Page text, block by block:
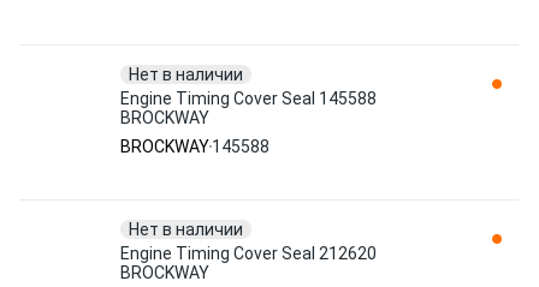
Нет в наличии
Engine Timing Cover Seal 145588
BROCKWAY
BROCKWAY145588
Нет в наличии
Engine Timing Cover Seal 212620
BROCKWAY